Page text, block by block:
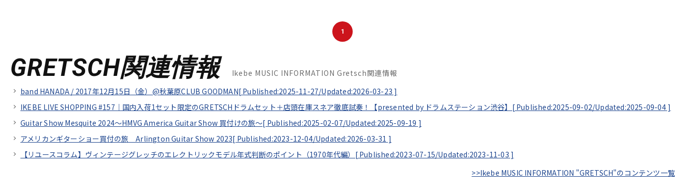
1
GRETSCH関連情報
Ikebe MUSIC INFORMATION Gretsch関連情報
band HANADA / 2017年12月15日（金）@秋葉原CLUB GOODMAN[ Published:2025-11-27/Updated:2026-03-23 ]
IKEBE LIVE SHOPPING #157｜国内入荷1セット限定のGRETSCHドラムセット＋店頭在庫スネア徹底試奏！【presented by ドラムステーション渋谷】[ Published:2025-09-02/Updated:2025-09-04]
Guitar Show Mesquite 2024～HMVG America Guitar Show 買付けの旅～[ Published:2025-02-07/Updated:2025-09-19 ]
アメリカンギターショー買付の旅 Arlington Guitar Show 2023[ Published:2023-12-04/Updated:2026-03-31 ]
【リユースコラム】ヴィンテージグレッチのエレクトリックモデル年式判断のポイント（1970年代編）[ Published:2023-07-15/Updated:2023-11-03 ]
>>Ikebe MUSIC INFORMATION "GRETSCH"のコンテンツ一覧